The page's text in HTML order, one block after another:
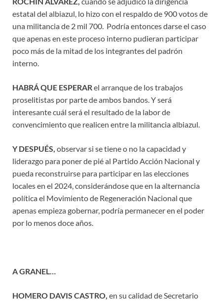
estatal del albiazul, lo hizo con el respaldo de 900 votos de
una militancia de 2 mil 700. Podría entonces darse el caso
que apenas en este proceso interno pudieran participar
poco más de la mitad de los integrantes del padrón
interno.
HABRÁ QUE ESPERARel arranque de los trabajos
proselitistas por parte de ambos bandos. Y será
interesante cuál será el resultado de la labor de
convencimiento que realicen entre la militancia albiazul.
Y DESPUÉS, observar si se tiene o no la capacidad y
liderazgo para poner de pié al Partido Acción Nacional y
pueda reconstruirse para participar en las elecciones
locales en el 2024, considerándose que en la alternancia
política el Movimiento de Regeneración Nacional que
apenas empieza gobernar, podría permanecer en el poder
por lo menos doce años.
A GRANEL…
HOMERO DAVIS CASTRO, en su calidad de Secretario